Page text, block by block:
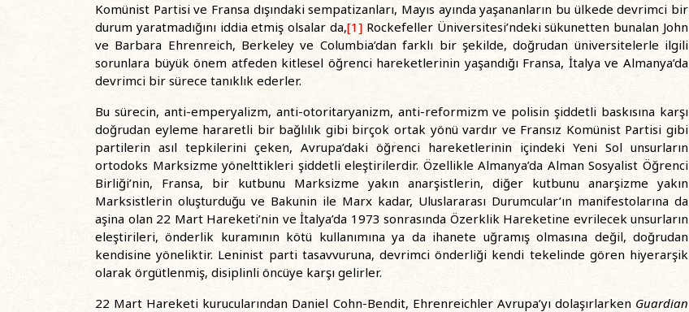
Komünist Partisi ve Fransa dışındaki sempatizanları, Mayıs ayında yaşananların bu ülkede devrimci bir
durum yaratmadığını iddia etmiş olsalar da,[1] Rockefeller Üniversitesi’ndeki sükunetten bunalan John
ve Barbara Ehrenreich, Berkeley ve Columbia’dan farklı bir şekilde, doğrudan üniversitelerle ilgili
sorunlara büyük önem atfeden kitlesel öğrenci hareketlerinin yaşandığı Fransa, İtalya ve Almanya’da
devrimci bir sürece tanıklık ederler.
Bu sürecin, anti-emperyalizm, anti-otoritaryanizm, anti-reformizm ve polisin şiddetli baskısına karşı
doğrudan eyleme hararetli bir bağlılık gibi birçok ortak yönü vardır ve Fransız Komünist Partisi gibi
partilerin asıl tepkilerini çeken, Avrupa’daki öğrenci hareketlerinin içindeki Yeni Sol unsurların
ortodoks Marksizme yönelttikleri şiddetli eleştirilerdir. Özellikle Almanya’da Alman Sosyalist Öğrenci
Birliği’nin, Fransa, bir kutbunu Marksizme yakın anarşistlerin, diğer kutbunu anarşizme yakın
Marksistlerin oluşturduğu ve Bakunin ile Marx kadar, Uluslararası Durumcular’ın manifestolarına da
aşina olan 22 Mart Hareketi’nin ve İtalya’da 1973 sonrasında Özerklik Hareketine evrilecek unsurların
eleştirileri, önderlik kuramının kötü kullanımına ya da ihanete uğramış olmasına değil, doğrudan
kendisine yöneliktir. Leninist parti tasavvuruna, devrimci önderliği kendi tekelinde gören hiyerarşik
olarak örgütlenmiş, disiplinli öncüye karşı gelirler.
22 Mart Hareketi kurucularından Daniel Cohn-Bendit, Ehrenreichler Avrupa’yı dolaşırlarken Guardian